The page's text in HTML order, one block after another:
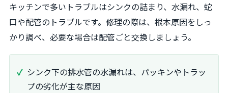
キッチンで多いトラブルはシンクの詰まり、水漏れ、蛇
口や配管のトラブルです。修理の際は、根本原因をしっ
かり調べ、必要な場合は配管ごと交換しましょう。
シンク下の排水管の水漏れは、パッキンやトラッ
プの劣化が主な原因